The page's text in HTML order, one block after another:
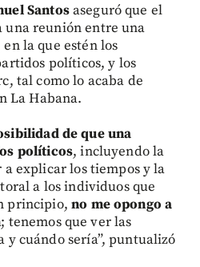
Santosaseguró que el
una reunión entre una
la que estén los
políticos, y los
tal como lo acaba de
La Habana.
de que una
políticos, incluyendo la
explicar los tiempos y la
a los individuos que
principio,no me opongo a
; tenemos que ver las
y cuándo sería”, puntualizó